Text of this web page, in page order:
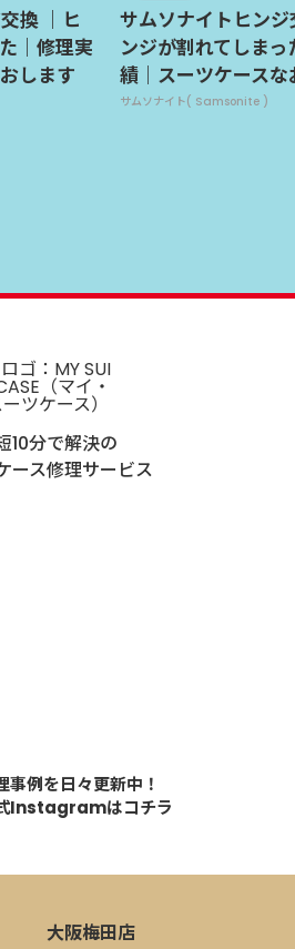
換 ｜ヒ
｜修理実
します
サムソナイトヒン
ンジが割れてしま
績｜スーツケースな
サムソナイト( Samsonite )
10分で解決の
ース修理サービス
事例を日々更新中！
Instagramはコチラ
大阪梅田店